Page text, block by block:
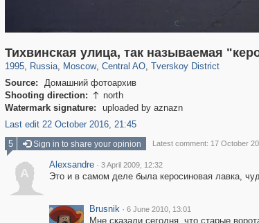
Тихвинская улица, так называемая
1995, Russia
1,406,375 29,243
, Moscow
319,780 8,286
, Central AO
159,978 5,916
, Tverskoy District
53,034 2,283
Source:
Домашний фотоархив
Shooting direction:  north
Watermark signature:
uploaded by aznazn
Last edit 22 October 2016, 21:45
5 Sign in to share your opinion Latest comment: 17 October
A
Alexsandre · 3 April 2009, 12:32
Это и в самом деле была керосиновая лавка,
Brusnik · 6 June 2010, 13:01
Мне сказали сегодня, что старые